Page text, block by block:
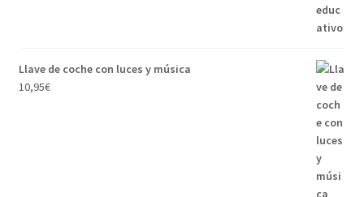
Llave de coche con luces y música
10,95€